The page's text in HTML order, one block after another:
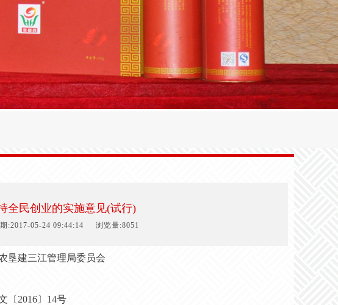
全民创业的实施意见(试行)
:2017-05-24 09:44:14 浏览量:8051
垦建三江管理局委员会
〔 2016〕14号